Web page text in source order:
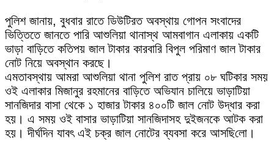
‎পুলিশ জানায়, বুধবার রাতে ডিউটিরত অবস্থায় গোপন সংবাদের
ভিত্তিতে জানতে পারি আশুলিয়া থানাস্থ আমবাগান এলাকায় একটি
ভাড়া বাড়িতে কতিপয় জাল টাকার কারবারি বিপুল পরিমাণ জাল টাকার
নোট নিয়ে অবস্থান করছে।
‎এমতাবস্থায় আমরা আশু‌লিয়া থানা পু‌লিশ রাত প্রায় ০৮ ঘ‌টিকার সময়
ওই এলাকার মিজানুর রহমানের বাড়িতে অভিযান চালিয়ে ভাড়াটিয়া
সানজিদার বাসা থেকে ১ হাজার টাকার ৪০০টি জাল নোট উদ্ধার করা
হয়। এ সময় ওই বাসার ভাড়াটিয়া সানজিদাসহ দুইজনকে আটক করা
হয়। দীর্ঘদিন যাবৎ এই চক্র জাল নোটের ব্যবসা করে আসছি‌লো।